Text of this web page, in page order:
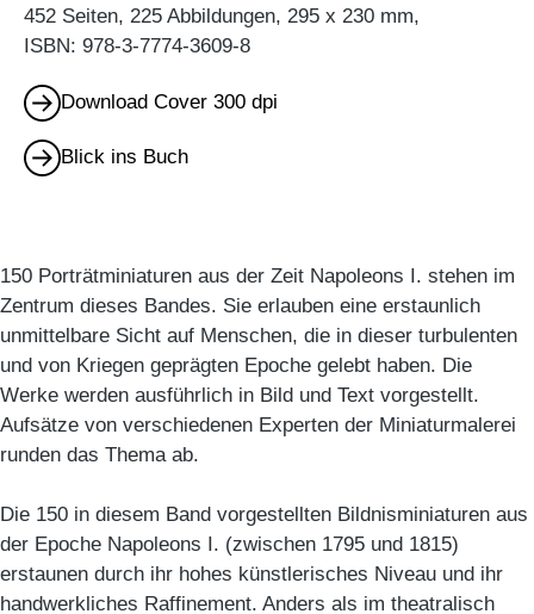
452 Seiten, 225 Abbildungen, 295 x 230 mm,
ISBN: 978-3-7774-3609-8
Download Cover 300 dpi
Blick ins Buch
150 Porträtminiaturen aus der Zeit Napoleons I. stehen im
Zentrum dieses Bandes. Sie erlauben eine erstaunlich
unmittelbare Sicht auf Menschen, die in dieser turbulenten
und von Kriegen geprägten Epoche gelebt haben. Die
Werke werden ausführlich in Bild und Text vorgestellt.
Aufsätze von verschiedenen Experten der Miniaturmalerei
runden das Thema ab.
Die 150 in diesem Band vorgestellten Bildnisminiaturen aus
der Epoche Napoleons I. (zwischen 1795 und 1815)
erstaunen durch ihr hohes künstlerisches Niveau und ihr
handwerkliches Raffinement. Anders als im theatralisch